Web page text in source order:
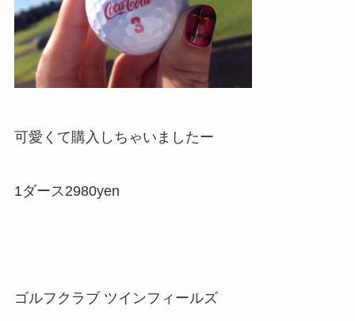
可愛くて購入しちゃいましたー
1ダース2980yen
ゴルフクラブ ツインフィールズ